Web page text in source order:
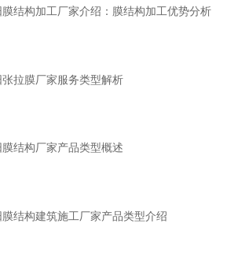
膜结构加工厂家介绍：膜结构加工优势分析
张拉膜厂家服务类型解析
结构厂家产品类型概述
结构建筑施工厂家产品类型介绍